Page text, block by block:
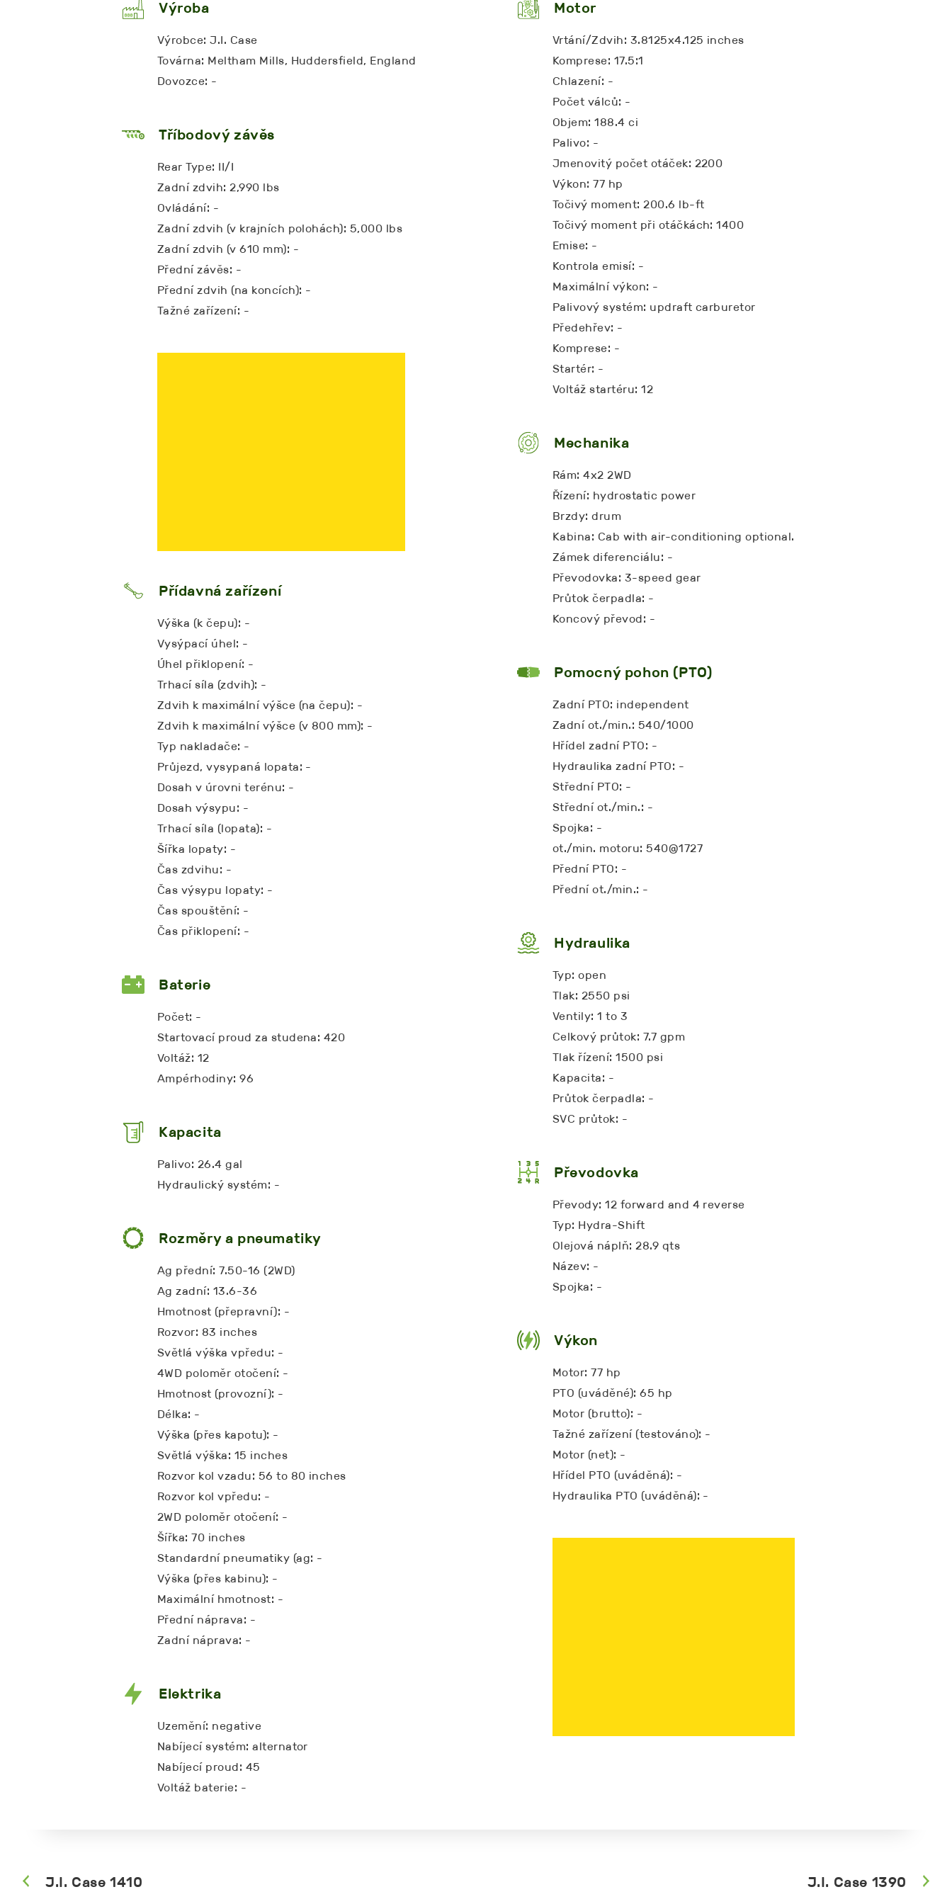
Výroba
Výrobce: J.I. Case
Továrna: Meltham Mills, Huddersfield, England
Dovozce: -
Tříbodový závěs
Rear Type: II/I
Zadní zdvih: 2,990 lbs
Ovládání: -
Zadní zdvih (v krajních polohách): 5,000 lbs
Zadní zdvih (v 610 mm): -
Přední závěs: -
Přední zdvih (na koncích): -
Tažné zařízení: -
Přídavná zařízení
Výška (k čepu): -
Vysýpací úhel: -
Úhel přiklopení: -
Trhací síla (zdvih): -
Zdvih k maximální výšce (na čepu): -
Zdvih k maximální výšce (v 800 mm): -
Typ nakladače: -
Průjezd, vysypaná lopata: -
Dosah v úrovni terénu: -
Dosah výsypu: -
Trhací síla (lopata): -
Šířka lopaty: -
Čas zdvihu: -
Čas výsypu lopaty: -
Čas spouštění: -
Čas přiklopení: -
Baterie
Počet: -
Startovací proud za studena: 420
Voltáž: 12
Ampérhodiny: 96
Kapacita
Palivo: 26.4 gal
Hydraulický systém: -
Rozměry a pneumatiky
Ag přední: 7.50-16 (2WD)
Ag zadní: 13.6-36
Hmotnost (přepravní): -
Rozvor: 83 inches
Světlá výška vpředu: -
4WD poloměr otočení: -
Hmotnost (provozní): -
Délka: -
Výška (přes kapotu): -
Světlá výška: 15 inches
Rozvor kol vzadu: 56 to 80 inches
Rozvor kol vpředu: -
2WD poloměr otočení: -
Šířka: 70 inches
Standardní pneumatiky (ag: -
Výška (přes kabinu): -
Maximální hmotnost: -
Přední náprava: -
Zadní náprava: -
Elektrika
Uzemění: negative
Nabíjecí systém: alternator
Nabíjecí proud: 45
Voltáž baterie: -
Motor
Vrtání/Zdvih: 3.8125x4.125 inches
Komprese: 17.5:1
Chlazení: -
Počet válců: -
Objem: 188.4 ci
Palivo: -
Jmenovitý počet otáček: 2200
Výkon: 77 hp
Točivý moment: 200.6 lb-ft
Točivý moment při otáčkách: 1400
Emise: -
Kontrola emisí: -
Maximální výkon: -
Palivový systém: updraft carburetor
Předehřev: -
Komprese: -
Startér: -
Voltáž startéru: 12
Mechanika
Rám: 4x2 2WD
Řízení: hydrostatic power
Brzdy: drum
Kabina: Cab with air-conditioning optional.
Zámek diferenciálu: -
Převodovka: 3-speed gear
Průtok čerpadla: -
Koncový převod: -
Pomocný pohon (PTO)
Zadní PTO: independent
Zadní ot./min.: 540/1000
Hřídel zadní PTO: -
Hydraulika zadní PTO: -
Střední PTO: -
Střední ot./min.: -
Spojka: -
ot./min. motoru: 540@1727
Přední PTO: -
Přední ot./min.: -
Hydraulika
Typ: open
Tlak: 2550 psi
Ventily: 1 to 3
Celkový průtok: 7.7 gpm
Tlak řízení: 1500 psi
Kapacita: -
Průtok čerpadla: -
SVC průtok: -
Převodovka
Převody: 12 forward and 4 reverse
Typ: Hydra-Shift
Olejová náplň: 28.9 qts
Název: -
Spojka: -
Výkon
Motor: 77 hp
PTO (uváděné): 65 hp
Motor (brutto): -
Tažné zařízení (testováno): -
Motor (net): -
Hřídel PTO (uváděná): -
Hydraulika PTO (uváděná): -
J.I. Case 1410 J.I. Case 1390